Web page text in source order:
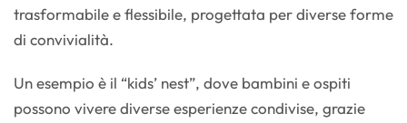
trasformabile e flessibile, progettata per diverse forme
di convivialità.
Un esempio è il “kids’ nest”, dove bambini e ospiti
possono vivere diverse esperienze condivise, grazie